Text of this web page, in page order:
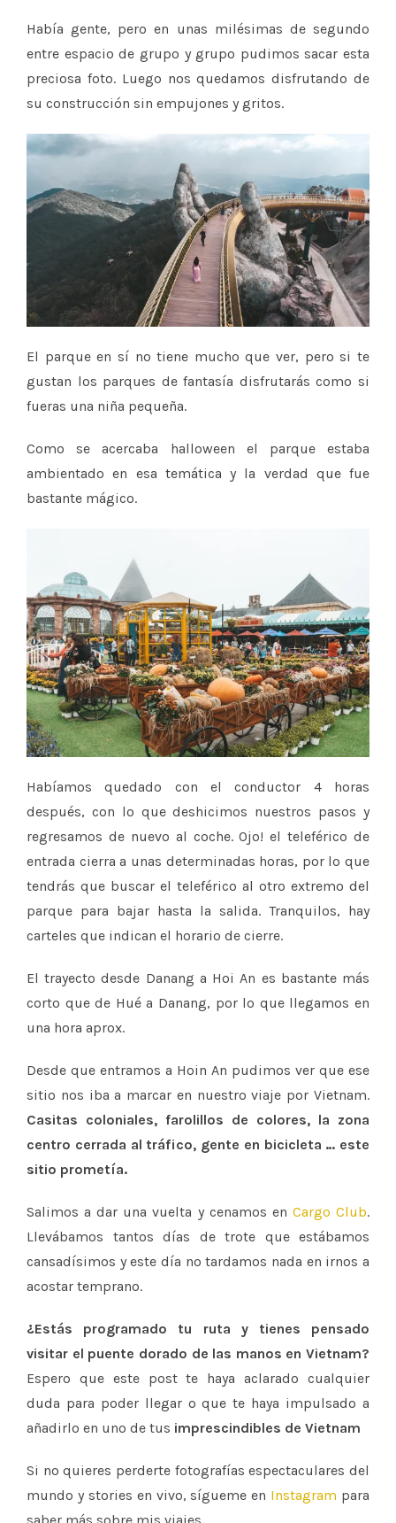
Había gente, pero en unas milésimas de segundo
entre espacio de grupo y grupo pudimos sacar esta
preciosa foto. Luego nos quedamos disfrutando de
su construcción sin empujones y gritos.
El parque en sí no tiene mucho que ver, pero si te
gustan los parques de fantasía disfrutarás como si
fueras una niña pequeña.
Como se acercaba halloween el parque estaba
ambientado en esa temática y la verdad que fue
bastante mágico.
Habíamos quedado con el conductor 4 horas
después, con lo que deshicimos nuestros pasos y
regresamos de nuevo al coche. Ojo! el teleférico de
entrada cierra a unas determinadas horas, por lo que
tendrás que buscar el teleférico al otro extremo del
parque para bajar hasta la salida. Tranquilos, hay
carteles que indican el horario de cierre.
El trayecto desde Danang a Hoi An es bastante más
corto que de Hué a Danang, por lo que llegamos en
una hora aprox.
Desde que entramos a Hoin An pudimos ver que ese
sitio nos iba a marcar en nuestro viaje por Vietnam.
Casitas coloniales, farolillos de colores, la zona
centro cerrada al tráfico, gente en bicicleta … este
sitio prometía.
Salimos a dar una vuelta y cenamos en Cargo Club.
Llevábamos tantos días de trote que estábamos
cansadísimos y este día no tardamos nada en irnos a
acostar temprano.
¿Estás programado tu ruta y tienes pensado
visitar el puente dorado de las manos en Vietnam?
Espero que este post te haya aclarado cualquier
duda para poder llegar o que te haya impulsado a
añadirlo en uno de tus imprescindibles de Vietnam
Si no quieres perderte fotografías espectaculares del
mundo y stories en vivo, sígueme en Instagram para